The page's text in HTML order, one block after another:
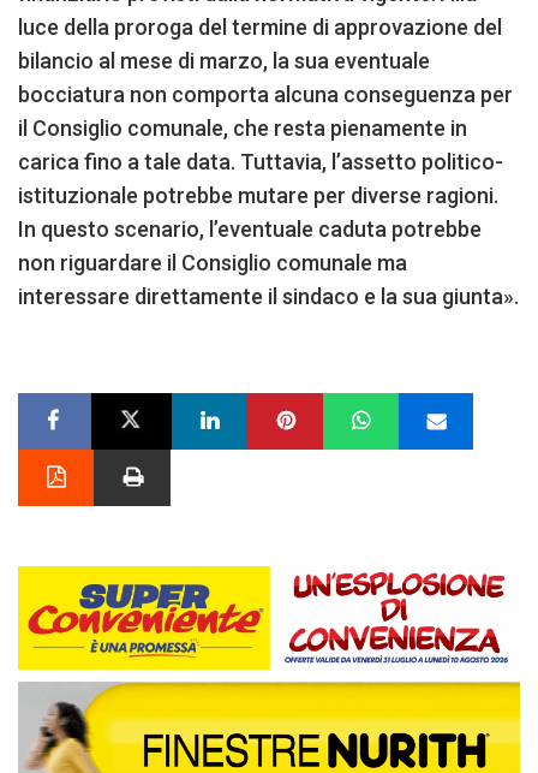
luce della proroga del termine di approvazione del
bilancio al mese di marzo, la sua eventuale
bocciatura non comporta alcuna conseguenza per
il Consiglio comunale, che resta pienamente in
carica fino a tale data. Tuttavia, l’assetto politico-
istituzionale potrebbe mutare per diverse ragioni.
In questo scenario, l’eventuale caduta potrebbe
non riguardare il Consiglio comunale ma
interessare direttamente il sindaco e la sua giunta».